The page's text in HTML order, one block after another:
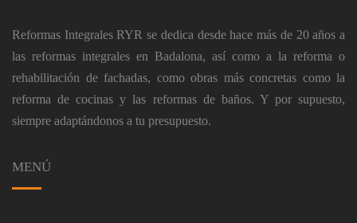
Reformas Integrales RYR se dedica desde hace más de 20 años a
las reformas integrales en Badalona, ​​así como a la reforma o
rehabilitación de fachadas, como obras más concretas como la
reforma de cocinas y las reformas de baños. Y por supuesto,
siempre adaptándonos a tu presupuesto.
MENÚ